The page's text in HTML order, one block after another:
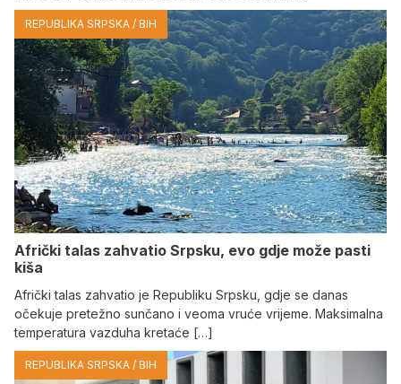
REPUBLIKA SRPSKA / BIH
Afrički talas zahvatio Srpsku, evo gdje može pasti
kiša
Afrički talas zahvatio je Republiku Srpsku, gdje se danas
očekuje pretežno sunčano i veoma vruće vrijeme. Maksimalna
temperatura vazduha kretaće […]
REPUBLIKA SRPSKA / BIH